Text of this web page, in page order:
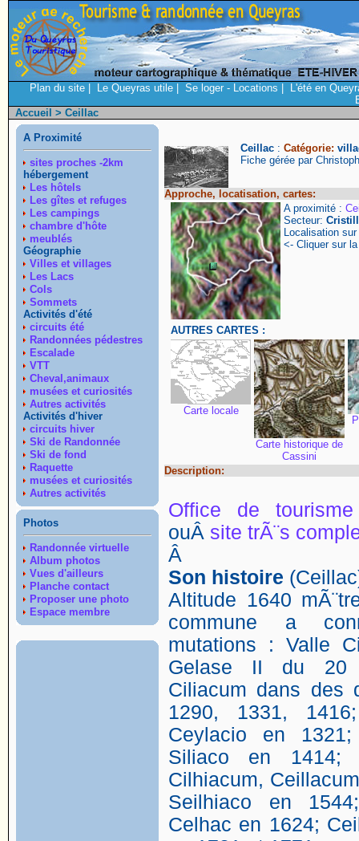
Plan du site Le Queyras utile Se loger - Locations
L'été en
Accueil > Ceillac
A Proximité
sites proches -2km
hébergement
Les hôtels
Les gîtes et refuges
Les campings
chambre d'hôte
meublés
Géographie
Villes et villages
Les Lacs
Cols
Sommets
Activités d'été
circuits été
Randonnées pédestres
Escalade
VTT
Cheval,animaux
musées et curiosités
Autres activités
Activités d'hiver
circuits hiver
Ski de Randonnée
Ski de fond
Raquette
musées et curiosités
Autres activités
Photos
Randonnée virtuelle
Album photos
Vues d'ailleurs
Planche contact
Proposer une photo
Espace membre
Ceillac : Catégorie:
Fiche gérée par
Approche, locatisation, cartes:
A proximité :
Secteur:
Localisation sur
<- Cliquer sur
AUTRES CARTES :
Carte locale
Carte historique de
Cassini
Description:
Office de tourisme
ouÂ site trÃ¨s
Â
Son histoire
Altitude 1640
commune a
mutations : Valle
Gelase II du 20
Ciliacum dans des
1290, 1331,
Ceylacio en
Siliaco en 1414;
Cilhiacum,
Seilhiaco en
Celhac en 1624;